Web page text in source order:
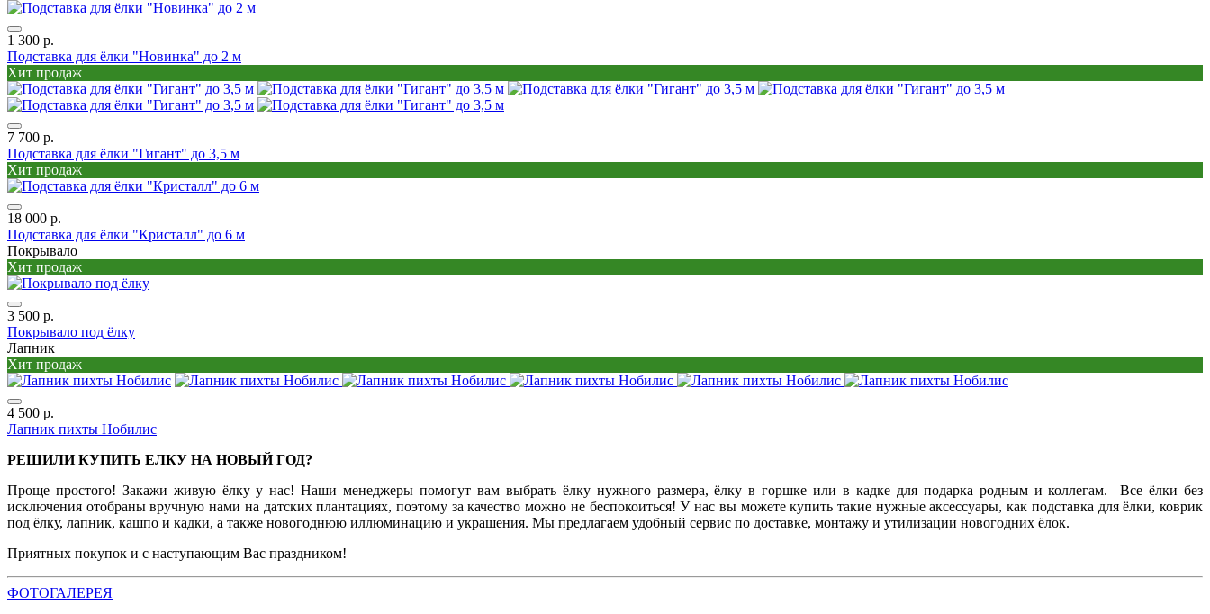
1 300 р.
Подставка для ёлки "Новинка" до 2 м
Хит продаж
7 700 р.
Подставка для ёлки "Гигант" до 3,5 м
Хит продаж
18 000 р.
Подставка для ёлки "Кристалл" до 6 м
Покрывало
Хит продаж
3 500 р.
Покрывало под ёлку
Лапник
Хит продаж
4 500 р.
Лапник пихты Нобилис
РЕШИЛИ КУПИТЬ ЕЛКУ НА НОВЫЙ ГОД?
Проще простого! Закажи живую ёлку у нас! Наши менеджеры помогут вам выбрать ёлку нужного размера, ёлку в горшке или в кадке для подарка родным и коллегам. Все ёлки без
исключения отобраны вручную нами на датских плантациях, поэтому за качество можно не беспокоиться! У нас вы можете купить такие нужные аксессуары, как подставка для ёлки, коврик
под ёлку, лапник, кашпо и кадки, а также новогоднюю иллюминацию и украшения. Мы предлагаем удобный сервис по доставке, монтажу и утилизации новогодних ёлок.
Приятных покупок и с наступающим Вас праздником!
ФОТОГАЛЕРЕЯ